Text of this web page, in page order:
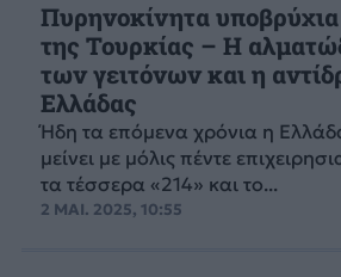
Πυρηνοκίνητα
της Τουρκίας – Η
των γειτόνων και η
Ελλάδας
Ήδη τα επόμενα χρόνια η
μείνει με μόλις πέντε
τα τέσσερα «214» και το...
2 ΜΑΙ. 2025, 10:55